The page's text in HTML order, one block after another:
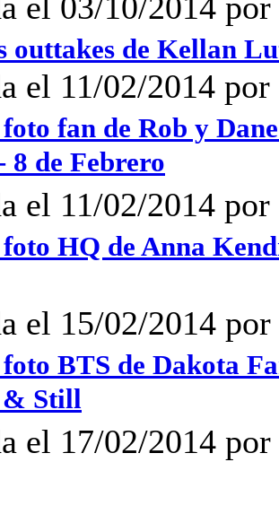
outtakes de Kellan
el 11/02/2014
fan de Rob y
8 de Febrero
el 11/02/2014
HQ de Anna
el 15/02/2014
BTS de Dakota
& Still
el 17/02/2014